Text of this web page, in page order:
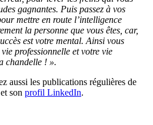
gagnantes. Puis passez à vos
mettre en route l’intelligence
la personne que vous êtes, car,
est votre mental. Ainsi vous
professionnelle et votre vie
chandelle ! ».
aussi les publications régulières de
et son profil LinkedIn.